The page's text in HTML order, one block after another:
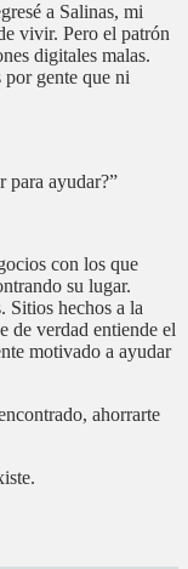
a Salinas, mi
vivir. Pero el patrón
digitales malas.
gente que ni
para ayudar?”
con los que
su lugar.
Sitios hechos a la
de verdad entiende el
motivado a ayudar
ahorrarte